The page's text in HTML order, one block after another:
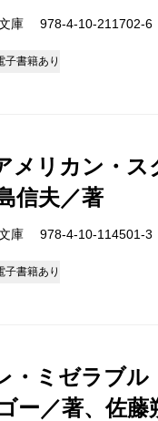
文庫 978-4-10-
子書籍あり
メリカン・ス
信夫／著
文庫 978-4-10-
子書籍あり
・ミゼラブル
ー／著、佐藤